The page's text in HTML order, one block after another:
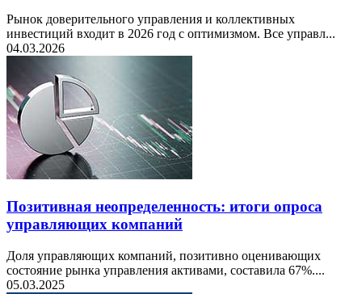
Рынок доверительного управления и коллективных
инвестиций входит в 2026 год с оптимизмом. Все управл...
04.03.2026
Позитивная неопределенность: итоги опроса
управляющих компаний
Доля управляющих компаний, позитивно оценивающих
состояние рынка управления активами, составила 67%....
05.03.2025